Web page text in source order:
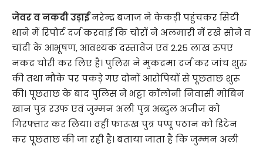
जेवर व नकदी उड़ाईनरेन्द्र बजाज ने केकड़ी पहुंचकर सिटी
थाने में रिपोर्ट दर्ज करवाई कि चोरों ने अलमारी में रखे सोने व
चांदी के आभूषण, आवश्यक दस्तावेज एवं 2.25 लाख रुपए
नकद चोरी कर लिए है। पुलिस ने मुकदमा दर्ज कर जांच शुरु
की तथा मौके पर पकड़े गए दोनों आरोपियों से पूछताछ शुरू
की। पूछताछ के बाद पुलिस ने भट्टा कॉलोनी निवासी मोबिन
खान पुत्र रउफ एवं जुम्मन अली पुत्र अब्दुल अजीज को
गिरफ्तार कर लिया। वहीं फारूख पुत्र पप्पू पठान को डिटेन
कर पूछताछ की जा रही है। बताया जाता है कि जुम्मन अली